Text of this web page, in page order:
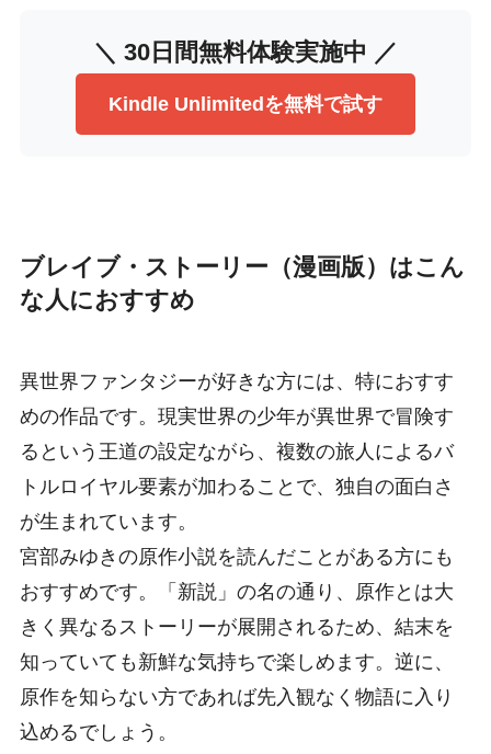
＼ 30日間無料体験実施中 ／
Kindle Unlimitedを無料で試す
ブレイブ・ストーリー（漫画版）はこん
な人におすすめ
異世界ファンタジーが好きな方には、特におすす
めの作品です。現実世界の少年が異世界で冒険す
るという王道の設定ながら、複数の旅人によるバ
トルロイヤル要素が加わることで、独自の面白さ
が生まれています。
宮部みゆきの原作小説を読んだことがある方にも
おすすめです。「新説」の名の通り、原作とは大
きく異なるストーリーが展開されるため、結末を
知っていても新鮮な気持ちで楽しめます。逆に、
原作を知らない方であれば先入観なく物語に入り
込めるでしょう。